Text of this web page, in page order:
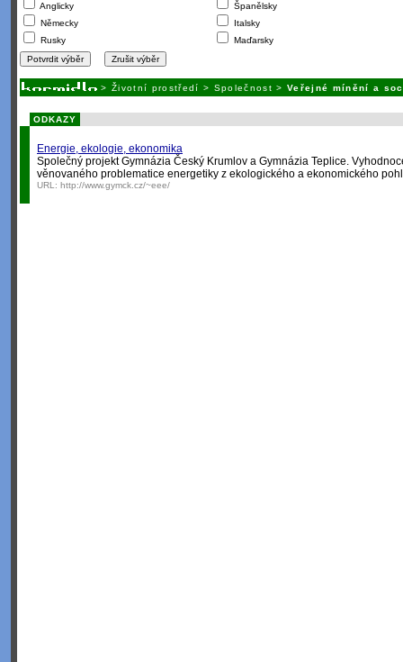
Anglicky
Německy
Rusky
Španělsky
Italsky
Maďarsky
> Životní prostředí > Společnost >Veřejné mínění a
ODKAZY
Energie, ekologie, ekonomika
Společný projekt Gymnázia Český Krumlov a Gymnázia Teplice.
věnovaného problematice energetiky z ekologického a ekonomického
URL: http://www.gymck.cz/~eee/